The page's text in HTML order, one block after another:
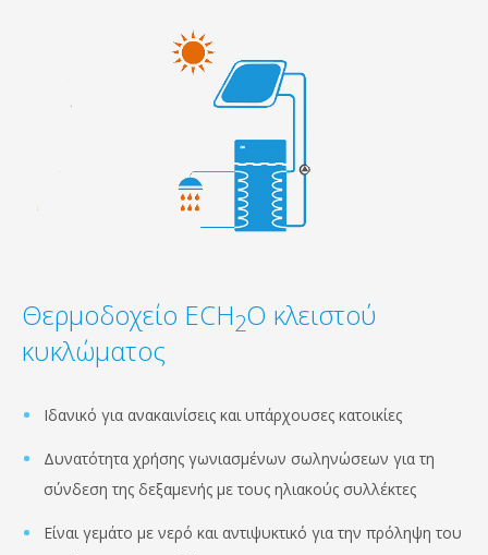
Θερμοδοχείο ECH2O κλειστού
κυκλώματος
Ιδανικό για ανακαινίσεις και υπάρχουσες κατοικίες
Δυνατότητα χρήσης γωνιασμένων σωληνώσεων για τη
σύνδεση της δεξαμενής με τους ηλιακούς συλλέκτες
Είναι γεμάτο με νερό και αντιψυκτικό για την πρόληψη του